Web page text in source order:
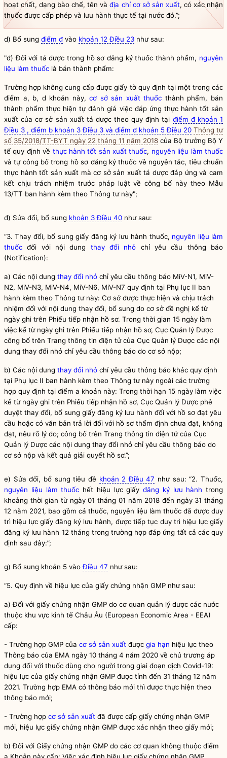
hoạt chất, dạng bào chế, tên vàđịa chỉ cơ sở sản xuất, có xác nhận
thuốc được cấp phép và lưu hành thực tế tại nước đó.”;
d) Bổ sung điểm đ vào khoản 12 Điều 23 như sau:
"đ) Đối với tá dược trong hồ sơ đăng ký thuốc thành phẩm, nguyên
liệu làm thuốc là bán thành phẩm:
Trường hợp không cung cấp được giấy tờ quy định tại một trong các
điểm a, b, d khoản này,cơ sở sản xuất thuốc thành phẩm, bán
thành phẩm thực hiện tự đánh giá việc đáp ứng thực hành tốt sản
xuất của cơ sở sản xuất tá dược theo quy định tại điểm đ khoản 1
Điều 3 , điểm b khoản 3 Điều 3 và điểm đ khoản 5 Điều 20 Thông tư
số 35/2018/TT-BYT ngày 22 tháng 11 năm 2018 của Bộ trưởng Bộ Y
tế quy định về thực hành tốt sản xuất thuốc, nguyên liệu làm thuốc
và tự công bố trong hồ sơ đăng ký thuốc về nguyên tắc, tiêu chuẩn
thực hành tốt sản xuất mà cơ sở sản xuất tá dược đáp ứng và cam
kết chịu trách nhiệm trước pháp luậtvề công bố này theo Mẫu
13/TT ban hành kèm theo Thông tư này";
đ) Sửa đổi, bổ sung khoản 3 Điều 40 như sau:
“3. Thay đổi, bổ sung giấy đăng ký lưu hành thuốc, nguyên liệu làm
thuốc đối với nội dung thay đổi nhỏ chỉ yêu cầu thông báo
(Notification):
a) Các nội dung thay đổi nhỏ chỉ yêu cầu thông báo MiV-N1, MiV-
N2, MiV-N3, MiV-N4, MiV-N6, MiV-N7 quy định tại Phụ lục II ban
hành kèm theo Thông tư này: Cơ sở được thực hiện và chịu trách
nhiệm đối với nội dung thay đổi, bổ sung do cơ sở đề nghị kể từ
ngày ghi trên Phiếu tiếp nhận hồ sơ. Trong thời gian 15 ngày làm
việc kể từ ngày ghi trên Phiếu tiếp nhận hồ sơ, Cục Quản lý Dược
công bố trên Trang thông tin điện tử của Cục Quản lý Dược các nội
dung thay đổi nhỏ chỉ yêu cầu thông báo do cơ sở nộp;
b) Các nội dung thay đổi nhỏ chỉ yêu cầu thông báo khác quy định
tại Phụ lục II ban hành kèm theo Thông tư này ngoài các trường
hợp quy định tại điểm a khoản này: Trong thời hạn 15 ngày làm việc
kể từ ngày ghi trên Phiếu tiếp nhận hồ sơ, Cục Quản lý Dược phê
duyệt thay đổi, bổ sung giấy đăng ký lưu hành đối với hồ sơ đạt yêu
cầu hoặc có văn bản trả lời đối với hồ sơ thẩm định chưa đạt, không
đạt, nêu rõ lý do; công bố trên Trang thông tin điện tử của Cục
Quản lý Dược các nội dung thay đổi nhỏ chỉ yêu cầu thông báo do
cơ sở nộp và kết quả giải quyết hồ sơ.”;
e) Sửa đổi, bổ sung tiêu đề khoản 2 Điều 47 như sau: “2. Thuốc,
nguyên liệu làm thuốc hết hiệu lực giấy đăng ký lưu hành trong
khoảng thời gian từ ngày 01 tháng 01 năm 2018 đến ngày 31 tháng
12 năm 2021, bao gồm cả thuốc, nguyên liệu làm thuốc đã được duy
trì hiệu lực giấyđăng ký lưu hành, được tiếp tục duy trì hiệu lực giấy
đăng ký lưu hành 12 tháng trong trường hợp đáp ứng tất cả các quy
định sau đây:”;
g) Bổ sung khoản 5 vào Điều 47 như sau:
“5. Quy định về hiệu lực của giấy chứng nhận GMP như sau:
a)Đối với giấy chứng nhận GMP do cơ quan quản lý dược các nước
thuộc khu vực kinh tế Châu Âu (European Economic Area - EEA)
cấp:
- Trường hợp GMP của cơ sở sản xuất được gia hạn hiệu lực theo
Thông báo của EMA ngày 10 tháng 4 năm 2020 về chủ trương áp
dụng đối với thuốc dùng cho người trong giai đoạn dịch Covid-19:
hiệu lực của giấy chứng nhận GMP được tính đến 31 tháng 12 năm
2021. Trường hợp EMA có thông báo mới thì được thực hiện theo
thông báo mới;
- Trường hợp cơ sở sản xuất đã được cấp giấy chứng nhận GMP
mới, hiệu lực giấy chứng nhận GMP được xác nhận theo giấy mới;
b)Đối với Giấy chứng nhận GMP do các cơ quan không thuộc điểm